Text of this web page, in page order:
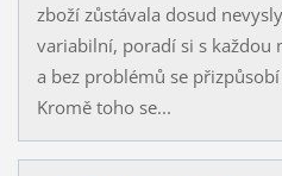
zboží zůstávala dosud
variabilní, poradí si s každou
a bez problémů se
Kromě toho se...